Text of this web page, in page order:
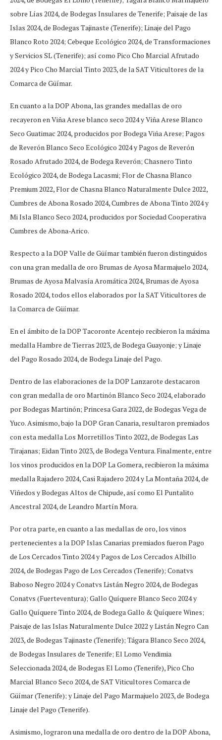
sobre Lías 2024, de Bodegas Insulares de Tenerife; Paisaje de las
Islas 2024, de Bodegas Tajinaste (Tenerife); Linaje del Pago
Blanco Roto 2024; Cebeque Ecológico 2024, de Transformaciones
y Servicios SL (Tenerife); así como Pico Cho Marcial Afrutado
2024 y Pico Cho Marcial Tinto 2023, de la SAT Viticultores de la
Comarca de Güímar.
En cuanto a la DOP Abona, las grandes medallas de oro
recayeron en Viña Arese blanco seco 2024 y Viña Arese Blanco
Seco Guatimac 2024, producidos por Bodega Viña Arese; Pagos
de Reverón Blanco Seco Ecológico 2024 y Pagos de Reverón
Rosado Afrutado 2024, de Bodega Reverón; Chasnero Tinto
Ecológico 2024, de Bodega Lacasmi; Flor de Chasna Blanco
Premium 2022, Flor de Chasna Blanco Naturalmente Dulce 2022,
Cumbres de Abona Rosado 2024, Cumbres de Abona Tinto 2024 y
Mi Isla Blanco Seco 2024, producidos por Sociedad Cooperativa
Cumbres de Abona-Arico.
Respecto a la DOP Valle de Güímar también fueron distinguidos
con una gran medalla de oro Brumas de Ayosa Marmajuelo 2024,
Brumas de Ayosa Malvasía Aromática 2024, Brumas de Ayosa
Rosado 2024, todos ellos elaborados por la SAT Viticultores de
la Comarca de Güímar.
En el ámbito de la DOP Tacoronte Acentejo recibieron la máxima
medalla Hambre de Tierras 2023, de Bodega Guayonje; y Linaje
del Pago Rosado 2024, de Bodega Linaje del Pago.
Dentro de las elaboraciones de la DOP Lanzarote destacaron
con gran medalla de oro Martinón Blanco Seco 2024, elaborado
por Bodegas Martinón; Princesa Gara 2022, de Bodegas Vega de
Yuco. Asimismo, bajo la DOP Gran Canaria, resultaron premiados
con esta medalla Los Morretillos Tinto 2022, de Bodegas Las
Tirajanas; Eidan Tinto 2023, de Bodega Ventura. Finalmente, entre
los vinos producidos en la DOP La Gomera, recibieron la máxima
medalla Rajadero 2024, Casi Rajadero 2024 y La Montaña 2024, de
Viñedos y Bodegas Altos de Chipude, así como El Puntalito
Ancestral 2024, de Leandro Martín Mora.
Por otra parte, en cuanto a las medallas de oro, los vinos
pertenecientes a la DOP Islas Canarias premiados fueron Pago
de Los Cercados Tinto 2024 y Pagos de Los Cercados Albillo
2024, de Bodegas Pago de Los Cercados (Tenerife); Conatvs
Baboso Negro 2024 y Conatvs Listán Negro 2024, de Bodegas
Conatvs (Fuerteventura); Gallo Quíquere Blanco Seco 2024 y
Gallo Quíquere Tinto 2024, de Bodega Gallo & Quíquere Wines;
Paisaje de las Islas Naturalmente Dulce 2022 y Listán Negro Can
2023, de Bodegas Tajinaste (Tenerife); Tágara Blanco Seco 2024,
de Bodegas Insulares de Tenerife; El Lomo Vendimia
Seleccionada 2024, de Bodegas El Lomo (Tenerife), Pico Cho
Marcial Blanco Seco 2024, de SAT Viticultores Comarca de
Güímar (Tenerife); y Linaje del Pago Marmajuelo 2023, de Bodega
Linaje del Pago (Tenerife).
Asimismo, lograron una medalla de oro dentro de la DOP Abona,